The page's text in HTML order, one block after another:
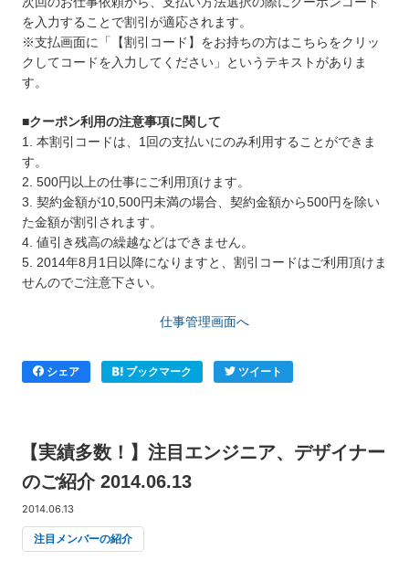
を入力することで割引が適応されます。
※支払画面に「【割引コード】をお持ちの方はこちらをクリッ
クしてコードを入力してください」というテキストがありま
す。
■クーポン利用の注意事項に関して
1. 本割引コードは、1回の支払いにのみ利用することができま
す。
2. 500円以上の仕事にご利用頂けます。
3. 契約金額が10,500円未満の場合、契約金額から500円を除い
た金額が割引されます。
4. 値引き残高の繰越などはできません。
5. 2014年8月1日以降になりますと、割引コードはご利用頂けま
せんのでご注意下さい。
仕事管理画面へ
シェア ブックマーク ツイート
【実績多数！】注目エンジニア、デザイナー
のご紹介 2014.06.13
2014.06.13
注目メンバーの紹介